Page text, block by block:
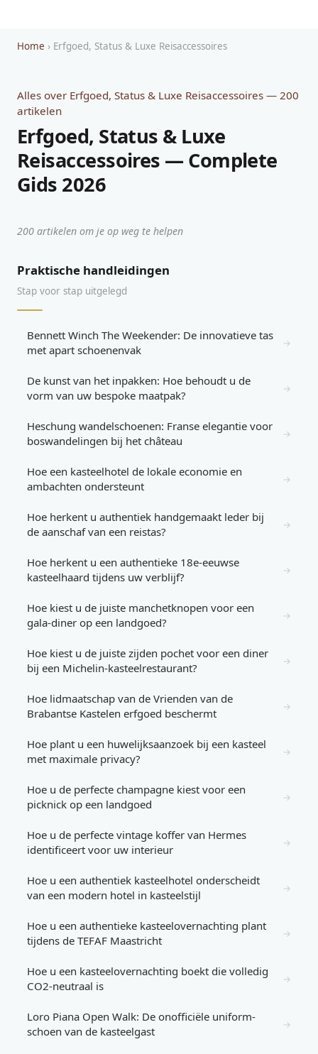
Home › Erfgoed, Status & Luxe Reisaccessoires
Alles over Erfgoed, Status & Luxe Reisaccessoires — 200
artikelen
Erfgoed, Status & Luxe
Reisaccessoires — Complete
Gids 2026
200 artikelen om je op weg te helpen
Praktische handleidingen
Stap voor stap uitgelegd
Bennett Winch The Weekender: De innovatieve tas
met apart schoenenvak
→
De kunst van het inpakken: Hoe behoudt u de
vorm van uw bespoke maatpak?
→
Heschung wandelschoenen: Franse elegantie voor
boswandelingen bij het château
→
Hoe een kasteelhotel de lokale economie en
ambachten ondersteunt
→
Hoe herkent u authentiek handgemaakt leder bij
de aanschaf van een reistas?
→
Hoe herkent u een authentieke 18e-eeuwse
kasteelhaard tijdens uw verblijf?
→
Hoe kiest u de juiste manchetknopen voor een
gala-diner op een landgoed?
→
Hoe kiest u de juiste zijden pochet voor een diner
bij een Michelin-kasteelrestaurant?
→
Hoe lidmaatschap van de Vrienden van de
Brabantse Kastelen erfgoed beschermt
→
Hoe plant u een huwelijksaanzoek bij een kasteel
met maximale privacy?
→
Hoe u de perfecte champagne kiest voor een
picknick op een landgoed
→
Hoe u de perfecte vintage koffer van Hermes
identificeert voor uw interieur
→
Hoe u een authentiek kasteelhotel onderscheidt
van een modern hotel in kasteelstijl
→
Hoe u een authentieke kasteelovernachting plant
tijdens de TEFAF Maastricht
→
Hoe u een kasteelovernachting boekt die volledig
CO2-neutraal is
→
Loro Piana Open Walk: De onofficiële uniform-
schoen van de kasteelgast
→